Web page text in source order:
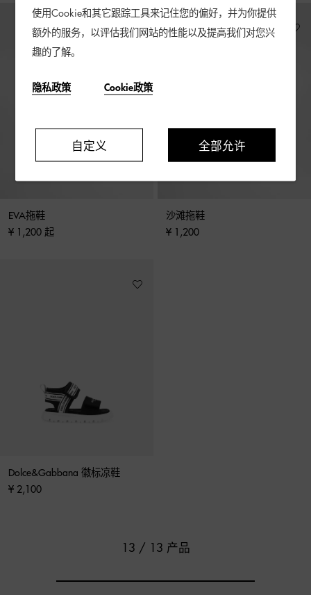
EVA拖鞋
¥ 1,200 起
沙滩拖鞋
¥ 1,200
Dolce&Gabbana 徽标凉鞋
¥ 2,100
13 / 13 产品
使用Cookie和其它跟踪工具来记住您的偏好，并为你提供
额外的服务，以评估我们网站的性能以及提高我们对您兴
趣的了解。
隐私政策 Cookie政策
自定义 全部允许